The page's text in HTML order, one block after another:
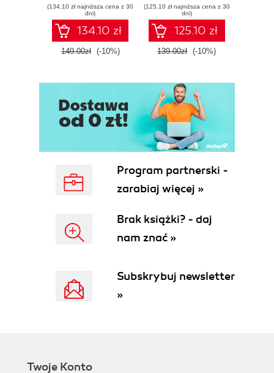
threat response -
Fourth Edition
(134,10 zł najniższa cena z 30
dni)
134.10 zł
149.00zł (-10%)
Tools, and
Microsoft Fabric -
Fourth Edition
(125,10 zł najniższa cena z 30
dni)
125.10 zł
139.00zł (-10%)
Program partnerski -
zarabiaj więcej »
Brak książki? - daj
nam znać »
Subskrybuj newsletter
»
Twoje Konto